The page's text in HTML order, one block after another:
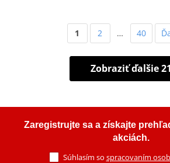
1 2 … 40
Zobraziť ďalšie 21
Zaregistrujte sa a získajte
akciách.
Súhlasím so spracovaním